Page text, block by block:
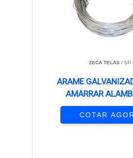
ZECA TELAS / SP
ARAME
AMARRAR
COTAR